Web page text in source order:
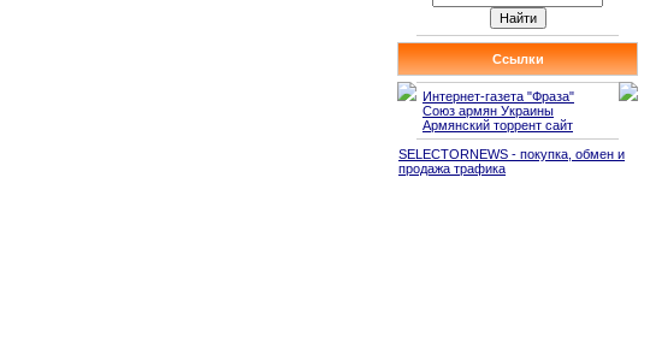
Ссылки
Интернет-газета "Фраза"
Союз армян Украины
Армянский торрент сайт
SELECTORNEWS - покупка, обмен и
продажа трафика